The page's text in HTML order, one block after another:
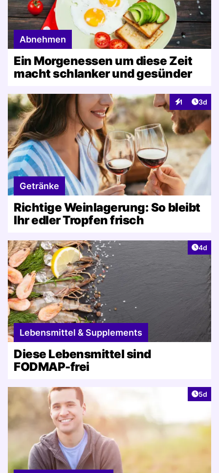
Abnehmen
Ein Morgenessen um diese Zeit
macht schlanker und gesünder
1
Interaktionen
3d
Getränke
Richtige Weinlagerung: So bleibt
Ihr edler Tropfen frisch
4d
Lebensmittel & Supplements
Diese Lebensmittel sind
FODMAP-frei
5d